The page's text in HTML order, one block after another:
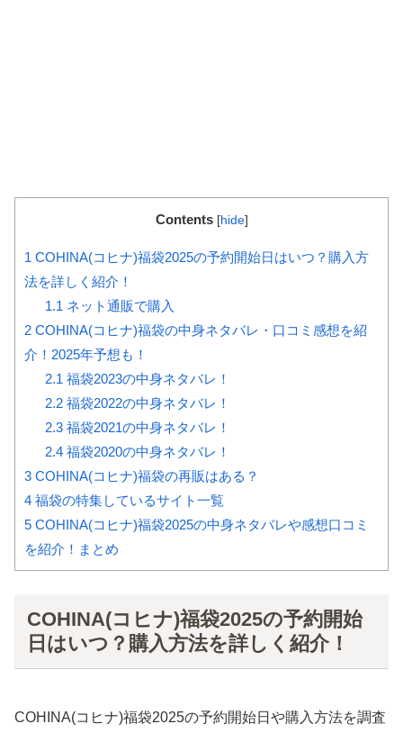
Contents [hide]
1 COHINA(コヒナ)福袋2025の予約開始日はいつ？購入方
法を詳しく紹介！
1.1 ネット通販で購入
2 COHINA(コヒナ)福袋の中身ネタバレ・口コミ感想を紹
介！2025年予想も！
2.1 福袋2023の中身ネタバレ！
2.2福袋2022の中身ネタバレ！
2.3福袋2021の中身ネタバレ！
2.4福袋2020の中身ネタバレ！
3 COHINA(コヒナ)福袋の再販はある？
4 福袋の特集しているサイト一覧
5 COHINA(コヒナ)福袋2025の中身ネタバレや感想口コミ
を紹介！まとめ
COHINA(コヒナ)福袋2025の予約開始
日はいつ？購入方法を詳しく紹介！
COHINA(コヒナ)福袋2025の予約開始日や購入方法を調査